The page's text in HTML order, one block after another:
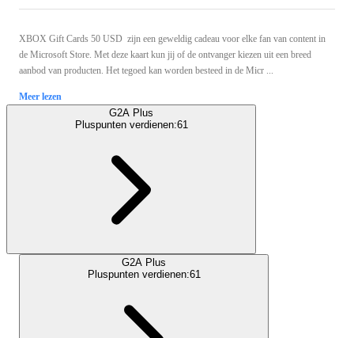
XBOX Gift Cards 50 USD zijn een geweldig cadeau voor elke fan van content in
de Microsoft Store. Met deze kaart kun jij of de ontvanger kiezen uit een breed
aanbod van producten. Het tegoed kan worden besteed in de Micr ...
Meer lezen
G2A Plus
Pluspunten verdienen:61
G2A Plus
Pluspunten verdienen:61